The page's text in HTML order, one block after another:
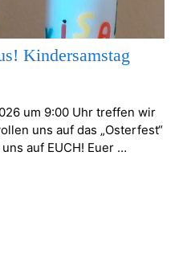
Kindersamstag
um 9:00 Uhr treffen wir
uns auf das „Osterfest“
auf EUCH! Euer …